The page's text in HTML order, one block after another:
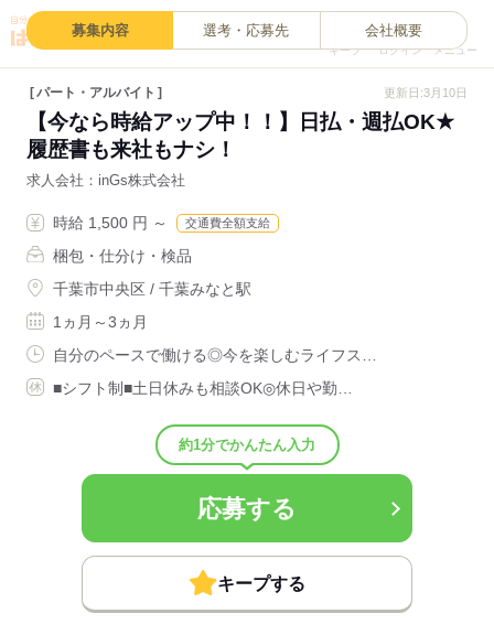
キープ ログイン メニュー
募集内容 選考・応募先 会社概要
パート・アルバイト 更新日:3月10日
【今なら時給アップ中！！】日払・週払OK★
履歴書も来社もナシ！
求人会社 inGs株式会社
時給 1,500 円 ～ 交通費全額支給
梱包・仕分け・検品
千葉市中央区 / 千葉みなと駅
1ヵ月～3ヵ月
自分のペースで働ける◎今を楽しむライフス…
■シフト制■土日休みも相談OK◎休日や勤…
約1分でかんたん入力
応募する
キープする